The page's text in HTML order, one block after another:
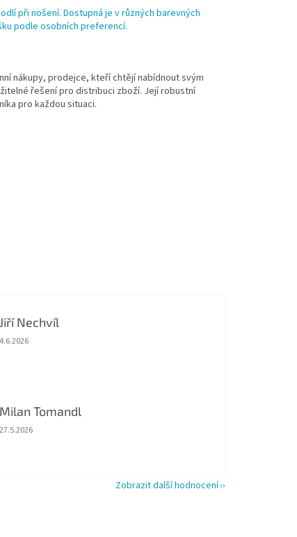
při nošení. Dostupná je v různých barevných
podle osobních preferencí.
nákupy, prodejce, kteří chtějí nabídnout svým
řešení pro distribuci zboží. Její robustní
pro každou situaci.
Jiří Nechvíl
Hodnocení obchodu je 5 z 5 hvězdiček.
4.6.2026
Milan Tomandl
Hodnocení obchodu je 5 z 5 hvězdiček.
27.5.2026
Zobrazit další hodnocení